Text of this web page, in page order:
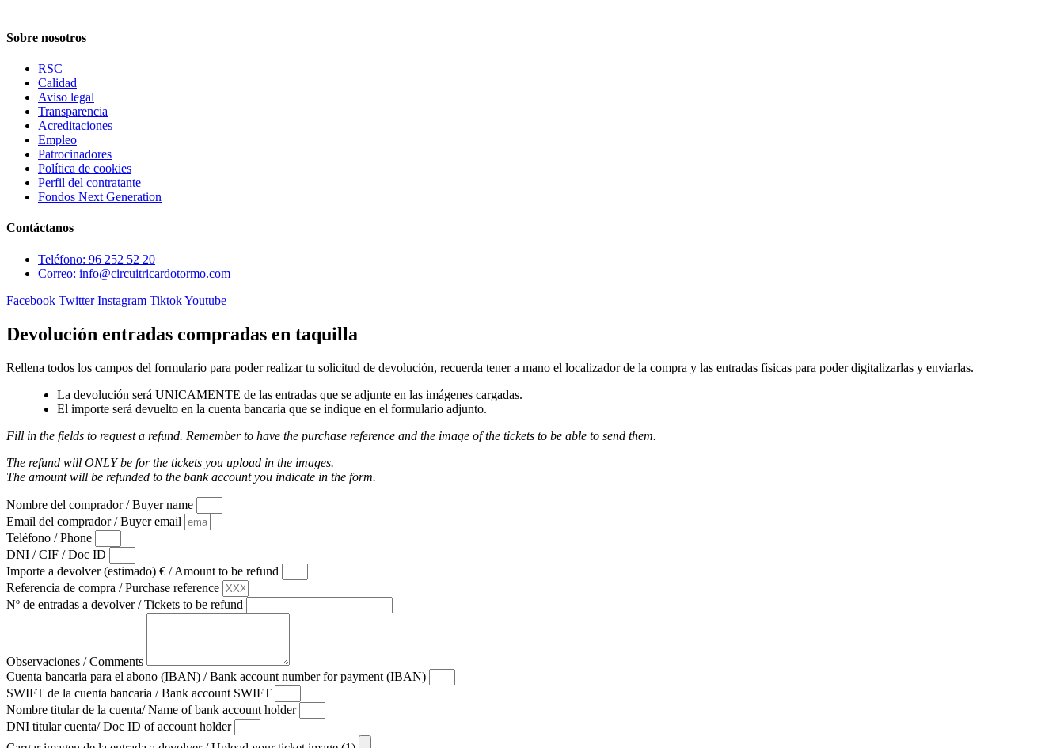
Sobre nosotros
RSC
Calidad
Aviso legal
Transparencia
Acreditaciones
Empleo
Patrocinadores
Política de cookies
Perfil del contratante
Fondos Next Generation
Contáctanos
Teléfono: 96 252 52 20
Correo: info@circuitricardotormo.com
Facebook Twitter Instagram TiktokYoutube
Devolución entradas compradas en taquilla
Rellena todos los campos del formulario para poder realizar tu solicitud de devolución, recuerda tener a mano el localizador de la compra y las entradas físicas para poder digitalizarlas y enviarlas.
La devolución será UNICAMENTE de las entradas que se adjunte en las imágenes cargadas.
El importe será devuelto en la cuenta bancaria que se indique en el formulario adjunto.
Fill in the fields to request a refund. Remember to have the purchase reference and the image of the tickets to be able to send them.
The refund will ONLY be for the tickets you upload in the images.
The amount will be refunded to the bank account you indicate in the form.
Nombre del comprador / Buyer name
Email del comprador / Buyer email
Teléfono / Phone
DNI / CIF / Doc ID
Importe a devolver (estimado) € / Amount to be refund
Referencia de compra / Purchase reference
Nº de entradas a devolver / Tickets to be refund
Observaciones / Comments
Cuenta bancaria para el abono (IBAN) / Bank account number for payment (IBAN)
SWIFT de la cuenta bancaria / Bank account SWIFT
Nombre titular de la cuenta/ Name of bank account holder
DNI titular cuenta/ Doc ID of account holder